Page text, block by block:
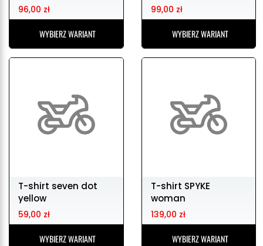
96,00 zł
WYBIERZ WARIANT
99,00 zł
WYBIERZ WARIANT
T-shirt seven dot
yellow
59,00 zł
WYBIERZ WARIANT
T-shirt SPYKE
woman
139,00 zł
WYBIERZ WARIANT